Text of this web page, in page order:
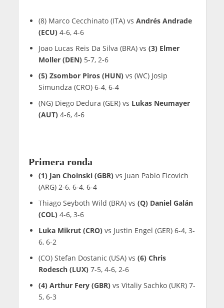
(8) Marco Cecchinato (ITA) vs Andrés Andrade
(ECU)4-6, 4-6
Joao Lucas Reis Da Silva (BRA) vs (3) Elmer
Moller (DEN)5-7, 2-6
(5) Zsombor Piros (HUN)vs (WC) Josip
Simundza (CRO) 6-4, 6-4
(NG) Diego Dedura (GER) vs Lukas Neumayer
(AUT)4-6, 4-6
Primera ronda
(1) Jan Choinski (GBR)vs Juan Pablo Ficovich
(ARG) 2-6, 6-4, 6-4
Thiago Seyboth Wild (BRA) vs (Q) Daniel Galán
(COL)4-6, 3-6
Luka Mikrut (CRO)vs Justin Engel (GER) 6-4, 3-
6, 6-2
(CO) Stefan Dostanic (USA) vs (6) Chris
Rodesch (LUX)7-5, 4-6, 2-6
(4) Arthur Fery (GBR)vs Vitaliy Sachko (UKR) 7-
5, 6-3